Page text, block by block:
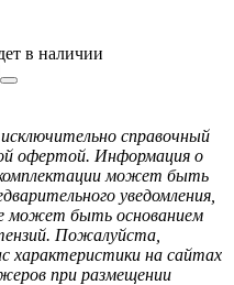
в наличии
справочный
офертой. Информация о
может быть
уведомления,
может быть основанием
Пожалуйста,
характеристики на сайтах
при размещении